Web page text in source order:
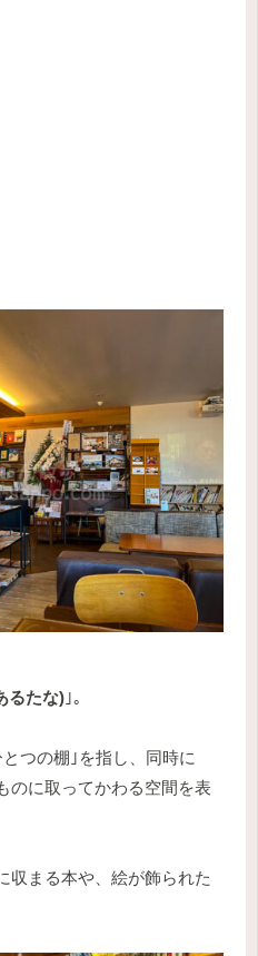
るたな) ｣。
つの棚｣を指し、同時に
のに取ってかわる空間を表
収まる本や、絵が飾られた